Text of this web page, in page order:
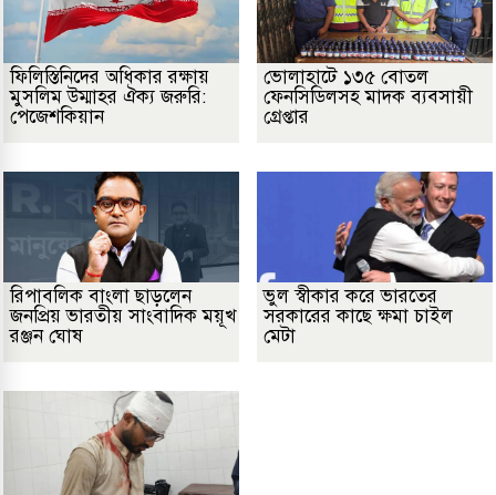
ফিলিস্তিনিদের অধিকার রক্ষায়
মুসলিম উম্মাহর ঐক্য জরুরি:
পেজেশকিয়ান
ভোলাহাটে ১৩৫ বোতল
ফেনসিডিলসহ মাদক ব্যবসায়ী
গ্রেপ্তার
রিপাবলিক বাংলা ছাড়লেন
জনপ্রিয় ভারতীয় সাংবাদিক ময়ূখ
রঞ্জন ঘোষ
ভুল স্বীকার করে ভারতের
সরকারের কাছে ক্ষমা চাইল
মেটা